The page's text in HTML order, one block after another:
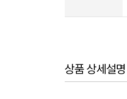
상품 상세설명